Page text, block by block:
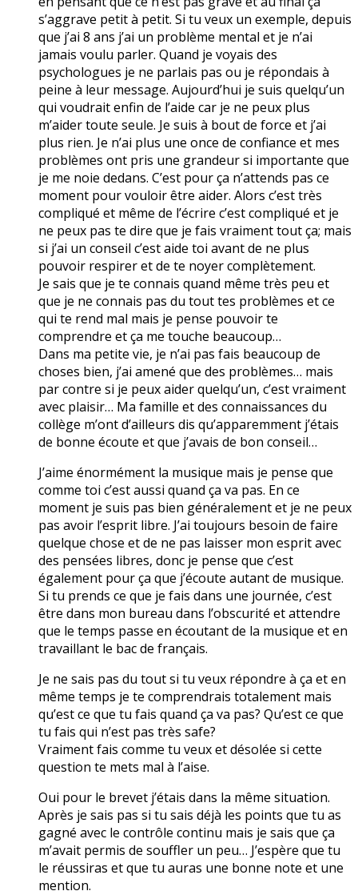
s’aggrave petit à petit. Si tu veux un exemple, depuis
que j’ai 8 ans j’ai un problème mental et je n’ai
jamais voulu parler. Quand je voyais des
psychologues je ne parlais pas ou je répondais à
peine à leur message. Aujourd’hui je suis quelqu’un
qui voudrait enfin de l’aide car je ne peux plus
m’aider toute seule. Je suis à bout de force et j’ai
plus rien. Je n’ai plus une once de confiance et mes
problèmes ont pris une grandeur si importante que
je me noie dedans. C’est pour ça n’attends pas ce
moment pour vouloir être aider. Alors c’est très
compliqué et même de l’écrire c’est compliqué et je
ne peux pas te dire que je fais vraiment tout ça; mais
si j’ai un conseil c’est aide toi avant de ne plus
pouvoir respirer et de te noyer complètement.
Je sais que je te connais quand même très peu et
que je ne connais pas du tout tes problèmes et ce
qui te rend mal mais je pense pouvoir te
comprendre et ça me touche beaucoup…
Dans ma petite vie, je n’ai pas fais beaucoup de
choses bien, j’ai amené que des problèmes… mais
par contre si je peux aider quelqu’un, c’est vraiment
avec plaisir… Ma famille et des connaissances du
collège m’ont d’ailleurs dis qu’apparemment j’étais
de bonne écoute et que j’avais de bon conseil…
J’aime énormément la musique mais je pense que
comme toi c’est aussi quand ça va pas. En ce
moment je suis pas bien généralement et je ne peux
pas avoir l’esprit libre. J’ai toujours besoin de faire
quelque chose et de ne pas laisser mon esprit avec
des pensées libres, donc je pense que c’est
également pour ça que j’écoute autant de musique.
Si tu prends ce que je fais dans une journée, c’est
être dans mon bureau dans l’obscurité et attendre
que le temps passe en écoutant de la musique et en
travaillant le bac de français.
Je ne sais pas du tout si tu veux répondre à ça et en
même temps je te comprendrais totalement mais
qu’est ce que tu fais quand ça va pas? Qu’est ce que
tu fais qui n’est pas très safe?
Vraiment fais comme tu veux et désolée si cette
question te mets mal à l’aise.
Oui pour le brevet j’étais dans la même situation.
Après je sais pas si tu sais déjà les points que tu as
gagné avec le contrôle continu mais je sais que ça
m’avait permis de souffler un peu… J’espère que tu
le réussiras et que tu auras une bonne note et une
mention.